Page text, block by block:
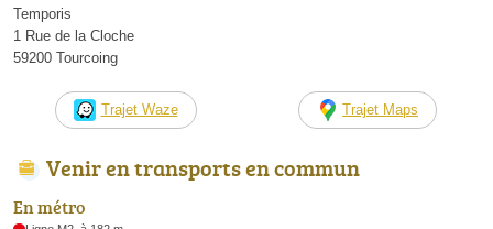
Temporis
1 Rue de la Cloche
59200 Tourcoing
Trajet Waze Trajet Maps
Venir en transports en commun
En métro